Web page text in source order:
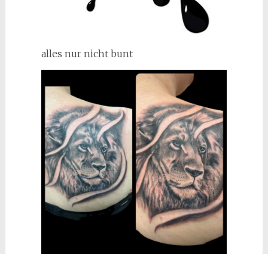
alles nur nicht bunt